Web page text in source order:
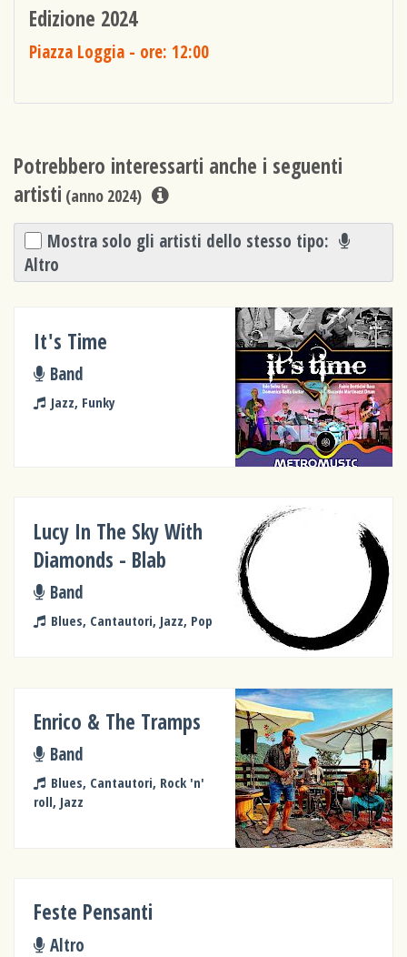
Edizione 2024
Piazza Loggia - ore: 12:00
Potrebbero interessarti anche i seguenti
artisti (anno 2024)
Mostra solo gli artisti dello stesso tipo:
Altro
It's Time
Band
Jazz, Funky
Lucy In The Sky With
Diamonds - Blab
Band
Blues, Cantautori, Jazz, Pop
Enrico & The Tramps
Band
Blues, Cantautori, Rock 'n'
roll, Jazz
Feste Pensanti
Altro